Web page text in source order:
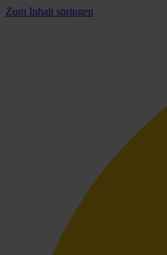
Zum Inhalt springen